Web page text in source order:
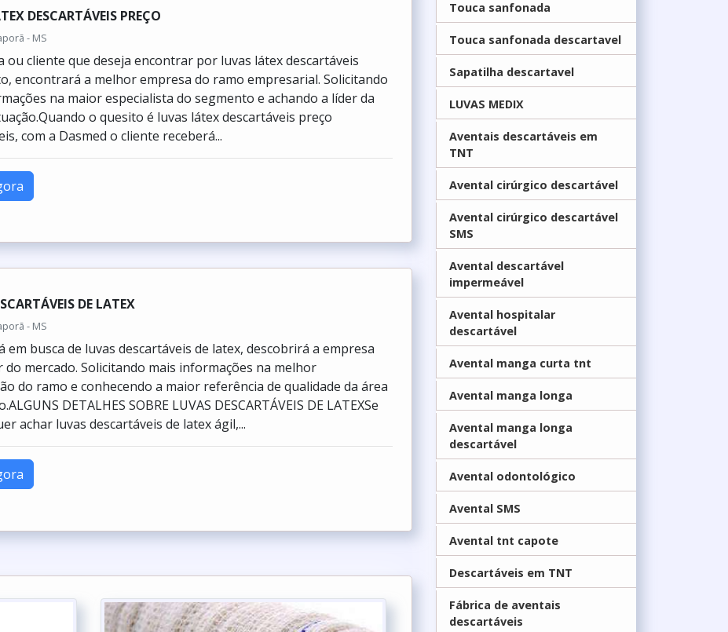
DESCARTÁVEIS PREÇO
- MS
ou cliente que deseja encontrar por luvas látex descartáveis
encontrará a melhor empresa do ramo empresarial. Solicitando
na maior especialista do segmento e achando a líder da
o quesito é luvas látex descartáveis preço
com a Dasmed o cliente receberá...
DE LATEX
- MS
em busca de luvas descartáveis de latex, descobrirá a empresa
do mercado. Solicitando mais informações na melhor
do ramo e conhecendo a maior referência de qualidade da área
DETALHES SOBRE LUVAS DESCARTÁVEIS DE LATEXSe
achar luvas descartáveis de latex ágil,...
Touca sanfonada
Touca sanfonada descartavel
Sapatilha descartavel
LUVAS MEDIX
Aventais descartáveis em
TNT
Avental cirúrgico descartável
Avental cirúrgico descartável
SMS
Avental descartável
impermeável
Avental hospitalar
descartável
Avental manga curta tnt
Avental manga longa
Avental manga longa
descartável
Avental odontológico
Avental SMS
Avental tnt capote
Descartáveis em TNT
Fábrica de aventais
descartáveis